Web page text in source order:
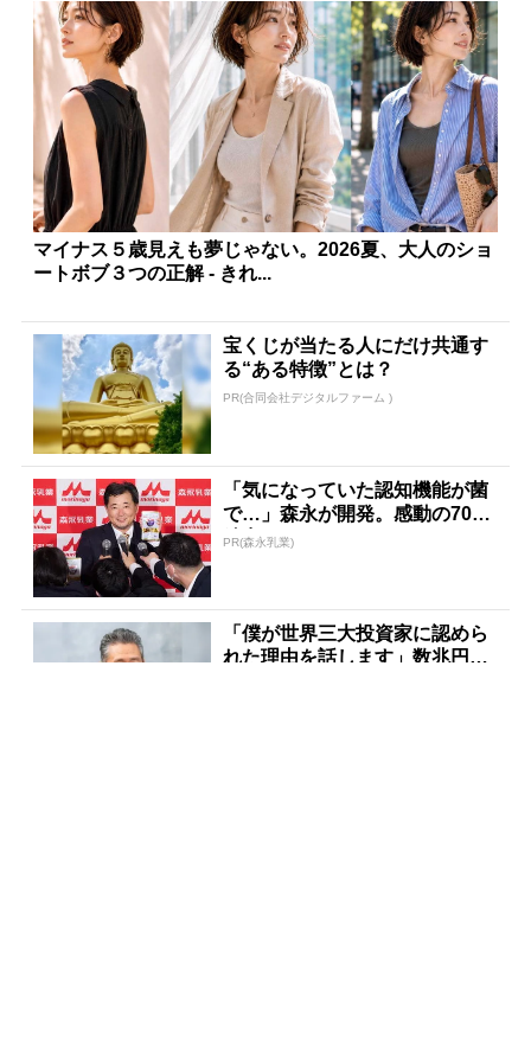
マイナス５歳見えも夢じゃない。2026夏、大人のショ
ートボブ３つの正解 - きれ...
宝くじが当たる人にだけ共通す
る“ある特徴”とは？
PR(合同会社デジタルファーム )
「気になっていた認知機能が菌
で…」森永が開発。感動の70代
続出
PR(森永乳業)
「僕が世界三大投資家に認めら
れた理由を話します」数兆円を